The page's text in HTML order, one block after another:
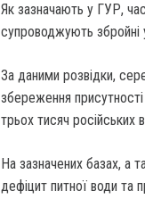
Як зазначають у ГУР,
супроводжують
За даними розвідки,
збереження
трьох тисяч російських
На зазначених базах, а
дефіцит питної води та